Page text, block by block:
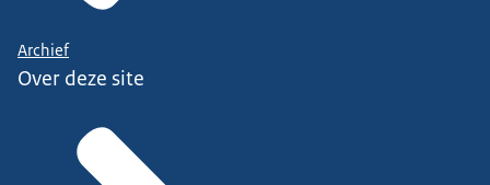
Archief
Over deze site